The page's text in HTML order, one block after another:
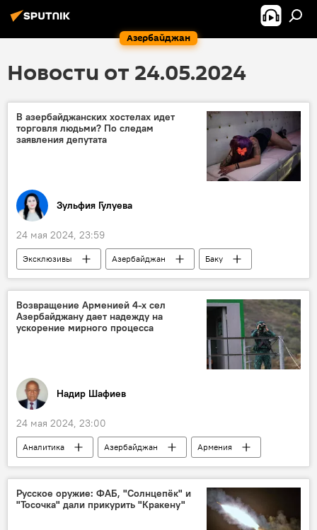
Азербайджан
Новости от 24.05.2024
В азербайджанских хостелах идет
торговля людьми? По следам
заявления депутата
Зульфия Гулуева
24 мая 2024, 23:59
Эксклюзивы Азербайджан
Баку
депутат Милли Меджлиса
Тахир Керимли
хостелы
Туризм Торговля людьми
Возвращение Арменией 4-х сел
Азербайджану дает надежду на
ускорение мирного процесса
Надир Шафиев
24 мая 2024, 23:00
Аналитика Азербайджан
Армения
государственная граница
Делимитация
мирный договор
пограничники
Село
Русское оружие: ФАБ, "Солнцепёк" и
"Тосочка" дали прикурить "Кракену"